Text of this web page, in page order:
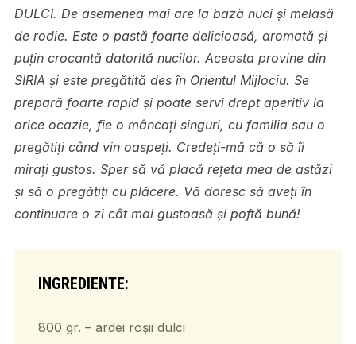
DULCI. De asemenea mai are la bază nuci și melasă
de rodie. Este o pastă foarte delicioasă, aromată și
puțin crocantă datorită nucilor. Aceasta provine din
SIRIA și este pregătită des în Orientul Mijlociu. Se
prepară foarte rapid și poate servi drept aperitiv la
orice ocazie, fie o mâncați singuri, cu familia sau o
pregătiți când vin oaspeți. Credeți-mă că o să îi
mirați gustos. Sper să vă placă rețeta mea de astăzi
și să o pregătiți cu plăcere. Vă doresc să aveți în
continuare o zi cât mai gustoasă și poftă bună!
INGREDIENTE:
800 gr. – ardei roșii dulci